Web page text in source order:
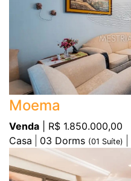
Moema
Venda | R$ 1.850.000,00
Casa
03 Dorms (01 Suíte)